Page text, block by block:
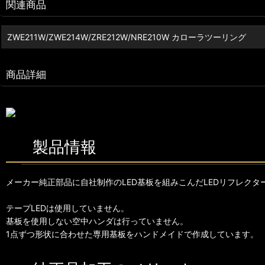
関連商品
ZWE211W/ZWE214W/ZRE212W/NRE210W カローラツーリング
商品詳細
製品情報
メーカー純正部品に自社制作のLED基板を組みこんだLEDリフレクタ
テープLEDは使用していません。
基板を使用しない空中ハンダは行っていません。
1点ずつ形状に合わせた専用基板をハンドメイドで作成しています。